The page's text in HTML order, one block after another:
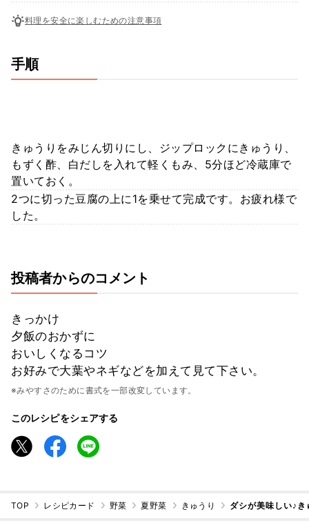
料理を安全に楽しむための注意事項
手順
きゅうりをみじん切りにし、ジップロックにきゅうり、
もずく酢、白だしを入れて軽くもみ、5分ほど冷蔵庫で
置いておく。
2つに切った豆腐の上に1を乗せて完成です。お疲れ様で
した。
投稿者からのコメント
きっかけ
夕飯のおかずに
おいしくなるコツ
お好みで大葉やネギなどを加えて見て下さい。
※みやすさのために書式を一部改変しています。
このレシピをシェアする
TOP レシピカード 野菜 夏野菜 きゅうり ダシが美味しい♪